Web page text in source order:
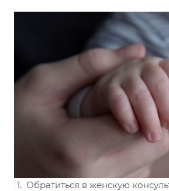
Обратиться в женскую